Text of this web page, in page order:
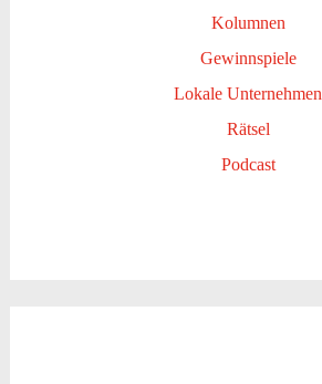
Kolumnen
Gewinnspiele
Lokale Unternehmen
Rätsel
Podcast